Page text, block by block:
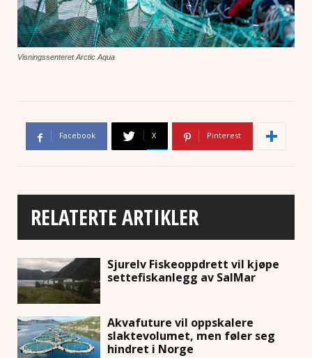
Visningssenteret Arctic Aqua
Facebook X Pinterest
RELATERTE ARTIKLER
Sjurelv Fiskeoppdrett vil kjøpe
settefiskanlegg av SalMar
Akvafuture vil oppskalere
slaktevolumet, men føler seg
hindret i Norge